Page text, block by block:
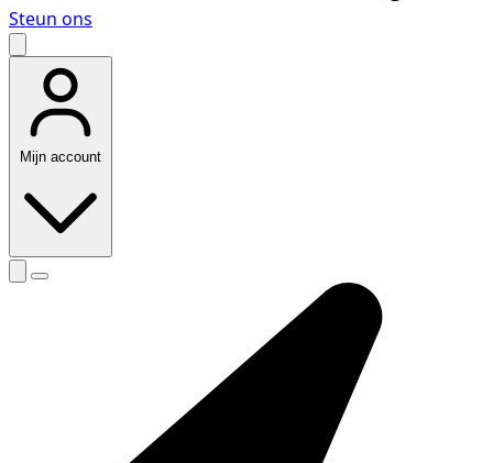
Steun ons
Mijn account